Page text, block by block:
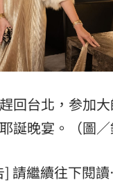
回台北，参加
誕晚宴。（圖／
] 請繼續往下閱